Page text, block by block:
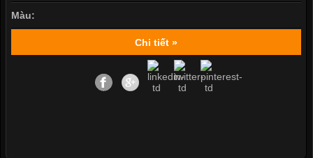
Màu:
Chi tiết »